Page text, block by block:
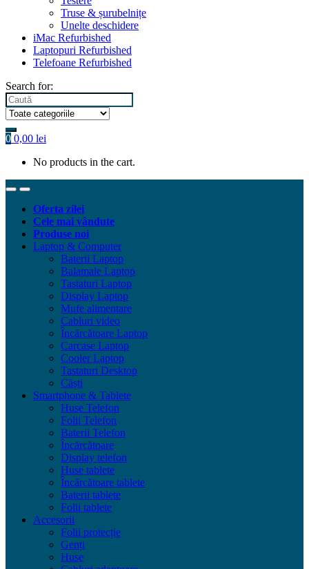
Truse & șurubelnițe
Unelte deschidere
iMac Refurbished
Laptopuri Refurbished
Telefoane Refurbished
Search for:
0 0,00 lei
No products in the cart.
Oferta zilei
Cele mai vândute
Produse noi
Laptop & Computer
Baterii Laptop
Balamale Laptop
Tastaturi Laptop
Display Laptop
Mufe alimentare
Cabluri video
Încărcătoare Laptop
Carcase Laptop
Cooler Laptop
Tastaturi Desktop
Căști
Smartphone & Tablete
Huse Telefon
Folii Telefon
Baterii Telefon
Încărcătoare
Display telefon
Huse tablete
Încărcătoare tablete
Baterii tablete
Folii tablete
Accesorii
Folii protecție
Genți
Huse